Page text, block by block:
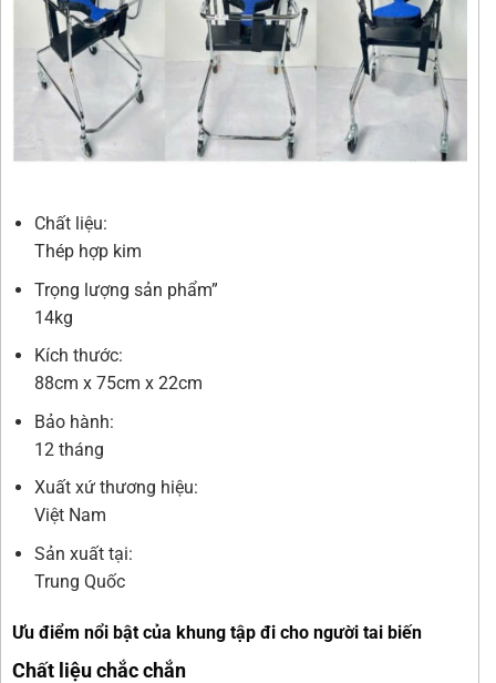
Chất liệu:
Thép hợp kim
Trọng lượng sản phẩm”
14kg
Kích thước:
88cm x 75cm x 22cm
Bảo hành:
12 tháng
Xuất xứ thương hiệu:
Việt Nam
Sản xuất tại:
Trung Quốc
Ưu điểm nổi bật của khung tập đi cho người tai biến
Chất liệu chắc chắn